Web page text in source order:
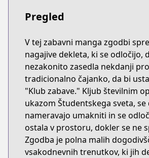
Pregled
V tej zabavni manga zgodbi
nagajive dekleta, ki se odločijo,
nezakonito zasedla nekdanji
tradicionalno čajanko, da bi
"Klub zabave." Kljub številnim
ukazom Študentskega sveta,
nameravajo umakniti in se
ostala v prostoru, dokler se ne
Zgodba je polna malih
vsakodnevnih trenutkov, ki jih